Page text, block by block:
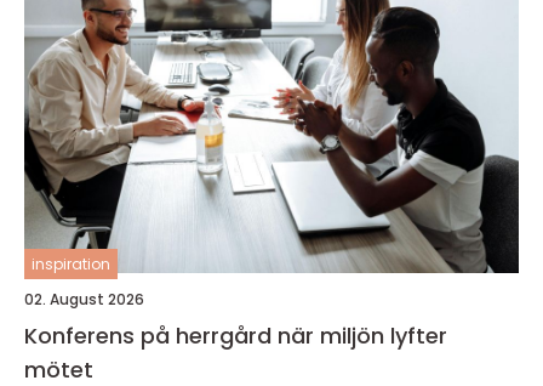
inspiration
02. August 2026
Konferens på herrgård när miljön lyfter
mötet